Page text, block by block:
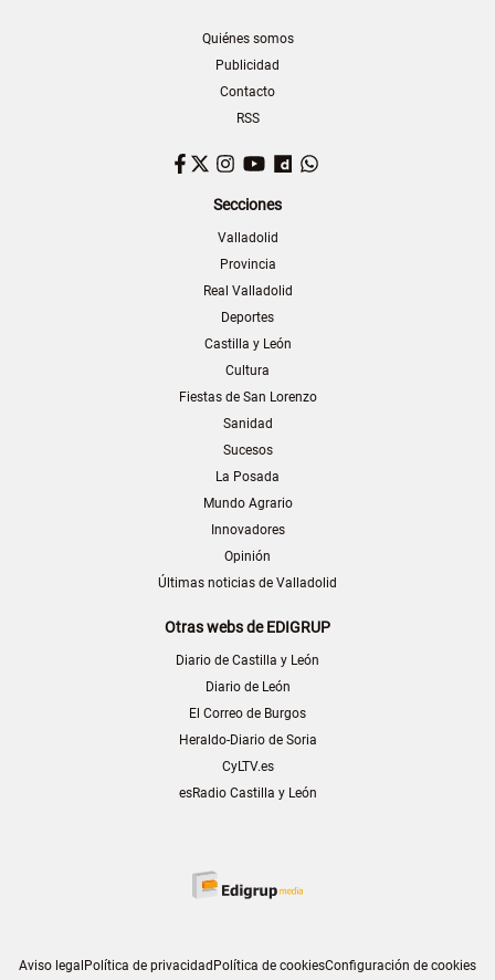
Quiénes somos
Publicidad
Contacto
RSS
Facebook
TwitterInstagram
YouTubeDailymotion
Secciones
Valladolid
Provincia
Real Valladolid
Deportes
Castilla y León
Cultura
Fiestas de San Lorenzo
Sanidad
Sucesos
La Posada
Mundo Agrario
Innovadores
Opinión
Últimas noticias de Valladolid
Otras webs de EDIGRUP
Diario de Castilla y León
Diario de León
El Correo de Burgos
Heraldo-Diario de Soria
CyLTV.es
esRadio Castilla y León
Aviso legalPolítica de privacidadPolítica de cookiesConfiguración de cookies